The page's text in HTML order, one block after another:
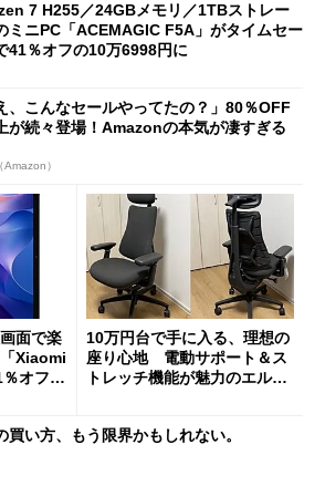
7 H255／24GBメモリ／1TBストレー
ミニPC「ACEMAGIC F5A」がタイムセー
41％オフの10万6998円に
、こんなセールやってたの？」80％OFF
が続々登場！Amazonの本気が凄すぎる
Amazon）
面で楽
Xiaomi
オフの
10万円台で手に入る、理想の
座り心地 電動サポート＆ス
トレッチ機能が魅力のエルゴ
買い方、もう限界かもしれない。